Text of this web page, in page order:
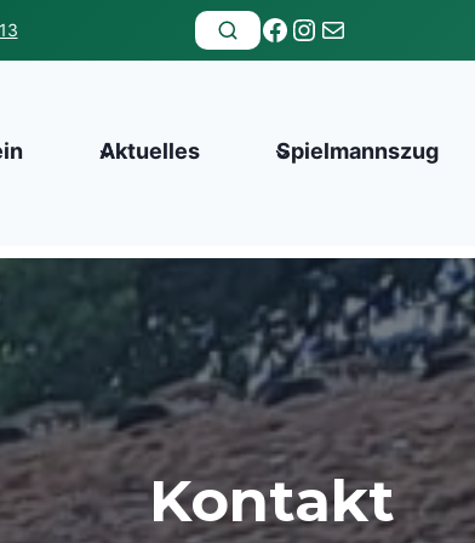
Facebook
Instagram
E-Mail
Aktuelles Spielmannszug
Kontakt